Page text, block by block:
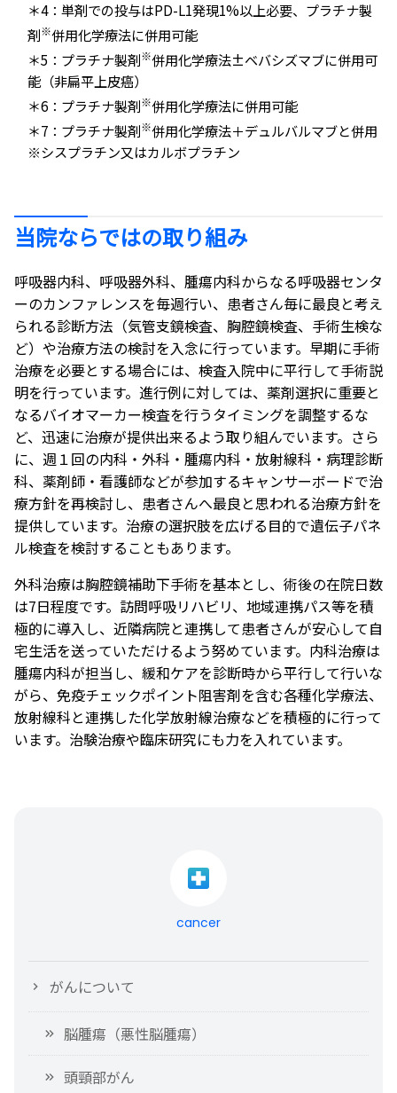
＊4：単剤での投与はPD-L1発現1%以上必要、プラチナ製
剤※併用化学療法に併用可能
＊5：プラチナ製剤※併用化学療法±ベバシズマブに併用可
能（非扁平上皮癌）
＊6：プラチナ製剤※併用化学療法に併用可能
＊7：プラチナ製剤※併用化学療法＋デュルバルマブと併用
※シスプラチン又はカルボプラチン
当院ならではの取り組み
呼吸器内科、呼吸器外科、腫瘍内科からなる呼吸器センタ
ーのカンファレンスを毎週行い、患者さん毎に最良と考え
られる診断方法（気管支鏡検査、胸腔鏡検査、手術生検な
ど）や治療方法の検討を入念に行っています。早期に手術
治療を必要とする場合には、検査入院中に平行して手術説
明を行っています。進行例に対しては、薬剤選択に重要と
なるバイオマーカー検査を行うタイミングを調整するな
ど、迅速に治療が提供出来るよう取り組んでいます。さら
に、週１回の内科・外科・腫瘍内科・放射線科・病理診断
科、薬剤師・看護師などが参加するキャンサーボードで治
療方針を再検討し、患者さんへ最良と思われる治療方針を
提供しています。治療の選択肢を広げる目的で遺伝子パネ
ル検査を検討することもあります。
外科治療は胸腔鏡補助下手術を基本とし、術後の在院日数
は7日程度です。訪問呼吸リハビリ、地域連携パス等を積
極的に導入し、近隣病院と連携して患者さんが安心して自
宅生活を送っていただけるよう努めています。内科治療は
腫瘍内科が担当し、緩和ケアを診断時から平行して行いな
がら、免疫チェックポイント阻害剤を含む各種化学療法、
放射線科と連携した化学放射線治療などを積極的に行って
います。治験治療や臨床研究にも力を入れています。
cancer
がんについて
脳腫瘍（悪性脳腫瘍）
頭頸部がん